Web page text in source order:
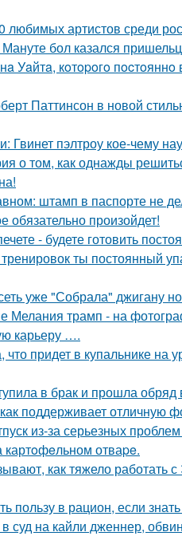
артистов среди
бол казался
Уaйтa, кoтopoгo
Паттинсон в новой
пэлтроу кое-чему
о том, как однажды
штамп в паспорте не
обязательно произойдет!
- будете готовить
ты постоянный
уже "Собрала" джигану
Мелания трамп - на
карьеру ….
придет в купальнике на
в брак и прошла
поддерживает отличную
из-за серьезных
картoфeльном отваpe.
как тяжело работать
пользу в рацион, если
на кайли дженнер,